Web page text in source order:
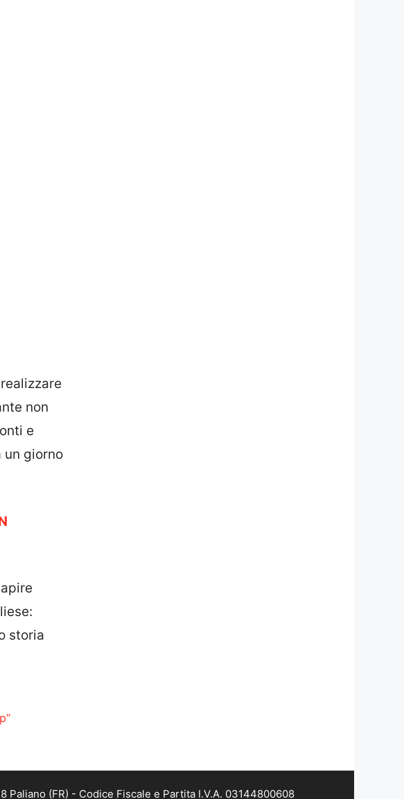
non
e
un giorno
storia
Paliano (FR) - Codice Fiscale e Partita I.V.A. 03144800608